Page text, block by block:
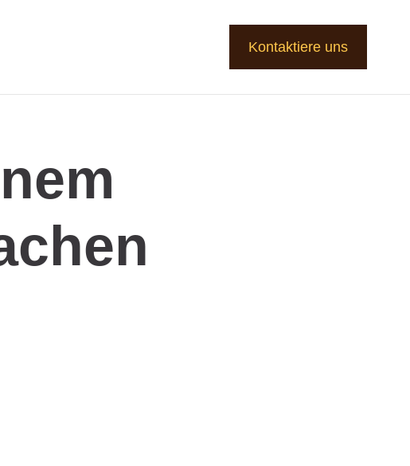
Kontaktiere uns